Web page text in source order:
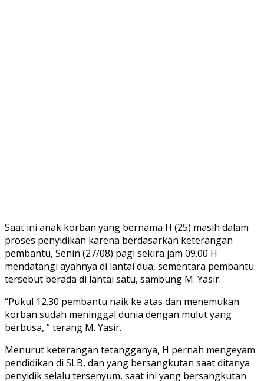
Saat ini anak korban yang bernama H (25) masih dalam
proses penyidikan karena berdasarkan keterangan
pembantu, Senin (27/08) pagi sekira jam 09.00 H
mendatangi ayahnya di lantai dua, sementara pembantu
tersebut berada di lantai satu, sambung M. Yasir.
“Pukul 12.30 pembantu naik ke atas dan menemukan
korban sudah meninggal dunia dengan mulut yang
berbusa, ” terang M. Yasir.
Menurut keterangan tetangganya, H pernah mengeyam
pendidikan di SLB, dan yang bersangkutan saat ditanya
penyidik selalu tersenyum, saat ini yang bersangkutan